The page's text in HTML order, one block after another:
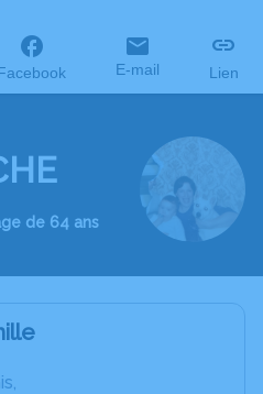
E-mail Lien
de 64 ans